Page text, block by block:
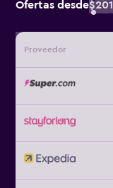
Ofertas desde$201
Proveedor